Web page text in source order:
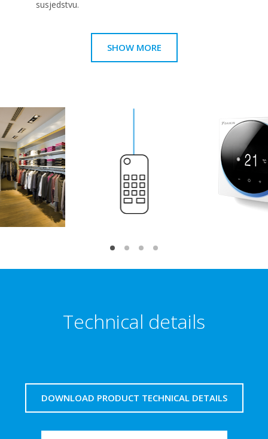
susjedstvu.
SHOW MORE
Technical details
DOWNLOAD PRODUCT TECHNICAL DETAILS